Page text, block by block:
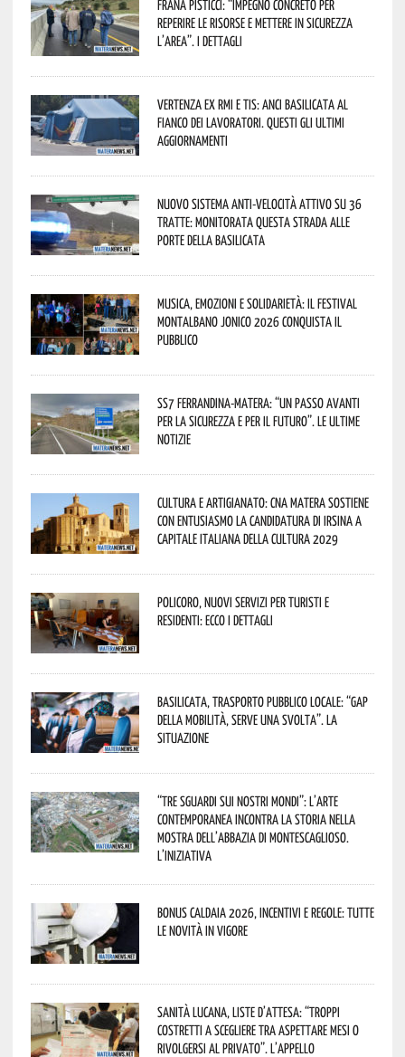
Frana Pisticci: “Impegno concreto per
reperire le risorse e mettere in sicurezza
l’area”. I dettagli
Vertenza ex RMI e TIS: ANCI Basilicata al
fianco dei lavoratori. Questi gli ultimi
aggiornamenti
Nuovo sistema anti-velocità attivo su 36
tratte: monitorata questa strada alle
porte della Basilicata
Musica, emozioni e solidarietà: il Festival
Montalbano Jonico 2026 conquista il
pubblico
SS7 Ferrandina-Matera: “Un passo avanti
per la sicurezza e per il futuro”. Le ultime
notizie
Cultura e Artigianato: CNA Matera sostiene
con entusiasmo la candidatura di Irsina a
Capitale Italiana della Cultura 2029
Policoro, nuovi servizi per turisti e
residenti: ecco i dettagli
Basilicata, trasporto pubblico locale: “Gap
della mobilità, serve una svolta”. La
situazione
“Tre Sguardi sui Nostri Mondi”: l’arte
contemporanea incontra la storia nella
mostra dell’Abbazia di Montescaglioso.
L’iniziativa
Bonus caldaia 2026, incentivi e regole: tutte
le novità in vigore
Sanità lucana, liste d’attesa: “Troppi
costretti a scegliere tra aspettare mesi o
rivolgersi al privato”. L’appello